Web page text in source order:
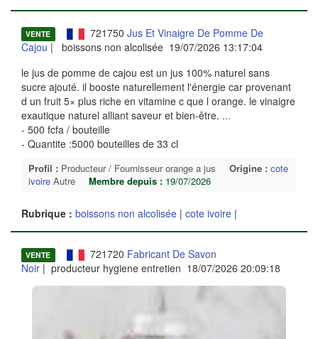
VENTE 721750 Jus Et Vinaigre De Pomme De
Cajou | boissons non alcolisée 19/07/2026 13:17:04
le jus de pomme de cajou est un jus 100% naturel sans
sucre ajouté. il booste naturellement l'énergie car provenant
d un fruit 5× plus riche en vitamine c que l orange. le vinaigre
exautique naturel alliant saveur et bien-être. ...
- 500 fcfa / bouteille
- Quantite :5000 bouteilles de 33 cl
Profil : Producteur / Fournisseur orange a jus Origine : cote
ivoire Autre Membre depuis : 19/07/2026
Rubrique : boissons non alcolisée | cote ivoire |
VENTE 721720 Fabricant De Savon
Noir | producteur hygiene entretien 18/07/2026 20:09:18